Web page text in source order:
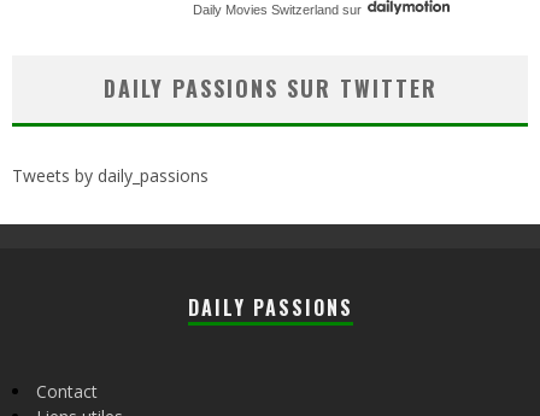
Daily Movies Switzerland sur
DAILY PASSIONS SUR TWITTER
Tweets by daily_passions
DAILY PASSIONS
Contact